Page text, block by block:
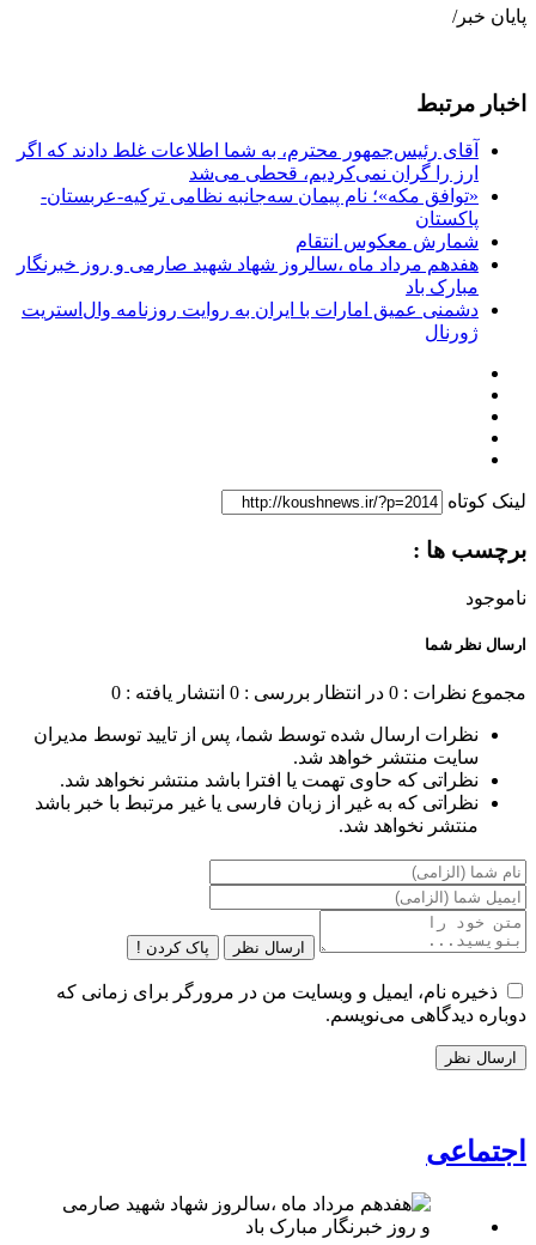
پایان خبر/
اخبار مرتبط
آقای رئیس‌جمهور محترم، به شما اطلاعات غلط دادند که اگر
ارز را گران نمی‌کردیم، قحطی می‌شد
«توافق مکه»؛ نام پیمان سه‌جانبه نظامی ترکیه-عربستان-
پاکستان
شمارش معکوس انتقام
هفدهم مرداد ماه ،سالروز شهاد شهید صارمی و روز خبرنگار
مبارک باد
دشمنی عمیق امارات با ایران به روایت روزنامه وال‌استریت
ژورنال
لینک کوتاه
برچسب ها :
ناموجود
ارسال نظر شما
مجموع نظرات : 0 در انتظار بررسی : 0 انتشار یافته : 0
نظرات ارسال شده توسط شما، پس از تایید توسط مدیران
سایت منتشر خواهد شد.
نظراتی که حاوی تهمت یا افترا باشد منتشر نخواهد شد.
نظراتی که به غیر از زبان فارسی یا غیر مرتبط با خبر باشد
منتشر نخواهد شد.
ارسال نظر پاک کردن !
ذخیره نام، ایمیل و وبسایت من در مرورگر برای زمانی که
دوباره دیدگاهی می‌نویسم.
اجتماعی